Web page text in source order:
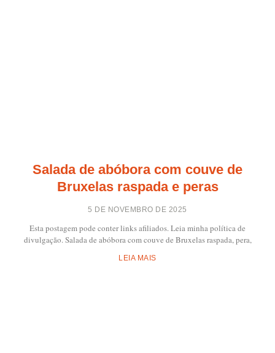
Salada de abóbora com couve de
Bruxelas raspada e peras
5 DE NOVEMBRO DE 2025
Esta postagem pode conter links afiliados. Leia minha política de
divulgação. Salada de abóbora com couve de Bruxelas raspada, pera,
LEIA MAIS